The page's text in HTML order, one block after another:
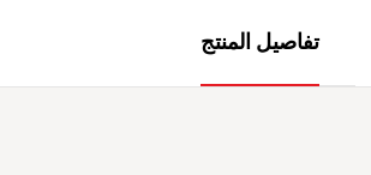
تفاصيل المنتج